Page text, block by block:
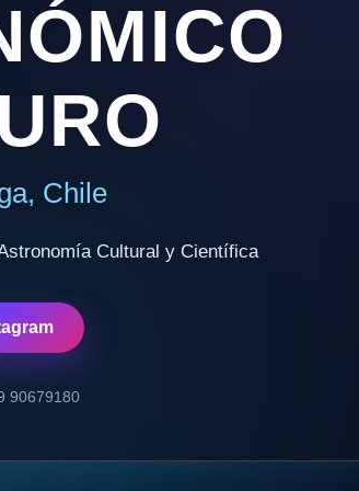
Chile
Cultural y Científica
90679180